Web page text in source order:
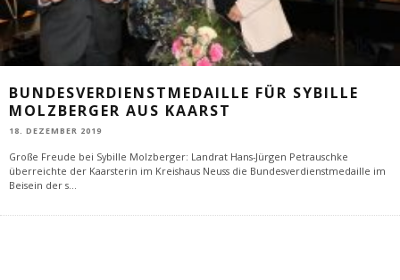
BUNDESVERDIENSTMEDAILLE FÜR SYBILLE
MOLZBERGER AUS KAARST
18. DEZEMBER 2019
Große Freude bei Sybille Molzberger: Landrat Hans-Jürgen Petrauschke
überreichte der Kaarsterin im Kreishaus Neuss die Bundesverdienstmedaille im
Beisein der s...